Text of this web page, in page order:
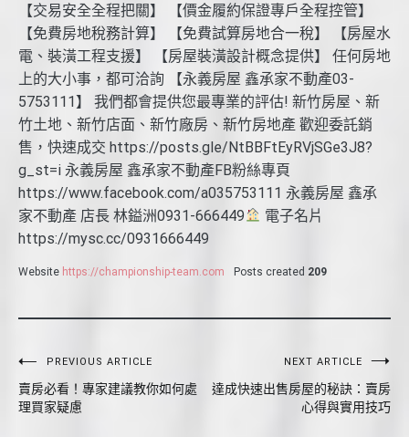
【交易安全全程把關】 【價金履約保證專戶全程控管】
【免費房地稅務計算】 【免費試算房地合一稅】 【房屋水
電、裝潢工程支援】 【房屋裝潢設計概念提供】 任何房地
上的大小事，都可洽詢 【永義房屋 鑫承家不動產03-
5753111】 我們都會提供您最專業的評估! 新竹房屋、新
竹土地、新竹店面、新竹廠房、新竹房地產 歡迎委託銷
售，快速成交 https://posts.gle/NtBBFtEyRVjSGe3J8?
g_st=i 永義房屋 鑫承家不動產FB粉絲專頁
https://www.facebook.com/a035753111 永義房屋 鑫承
家不動產 店長 林鎰洲0931-666449
電子名片
https://mysc.cc/0931666449
Website https://championship-team.com Posts created 209
文
章
PREVIOUS ARTICLE
賣房必看！專家建議教你如何處
理買家疑慮
NEXT ARTICLE
達成快速出售房屋的秘訣：賣房
心得與實用技巧